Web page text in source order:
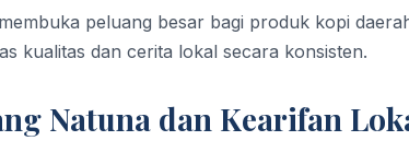
peluang besar bagi produk kopi
kualitas dan cerita lokal secara konsisten.
Natuna dan Kearifan